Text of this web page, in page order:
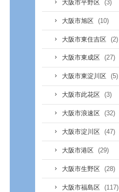
大阪市平野区 (3)
大阪市旭区 (10)
大阪市東住吉区 (2)
大阪市東成区 (27)
大阪市東淀川区 (5)
大阪市此花区 (3)
大阪市浪速区 (32)
大阪市淀川区 (47)
大阪市港区 (29)
大阪市生野区 (28)
大阪市福島区 (117)